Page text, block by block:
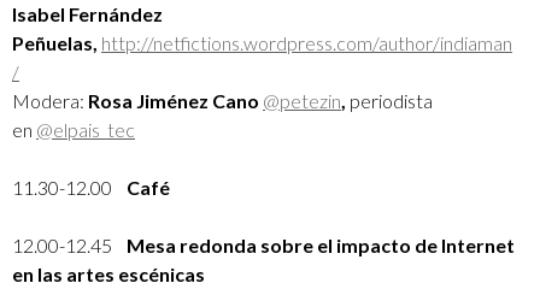
Isabel Fernández
Peñuelas, http://netfictions.wordpress.com/author/indiaman
/
Modera: Rosa Jiménez Cano @petezin periodista
en @elpais_tec
11.30-12.00 Café
12.00-12.45 Mesa redonda sobre el impacto de Internet
en las artes escénicas